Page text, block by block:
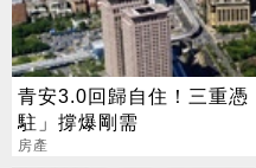
青安3.0回歸自住！三重
駐」撐爆剛需
房產